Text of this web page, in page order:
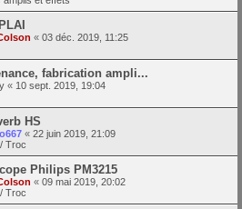
« 03 déc. 2019, 11:25
fabrication ampli...
« 10 sept. 2019, 19:04
HS
« 22 juin 2019, 21:09
Troc
Philips PM3215
« 09 mai 2019, 20:02
Troc